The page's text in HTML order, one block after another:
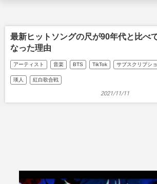
最新ヒットソングの尺が90年代と比べ
なった理由
アーティスト 音楽 BTS TikTok サブスクリプシ
瑛人 紅白歌合戦
2021/11/11